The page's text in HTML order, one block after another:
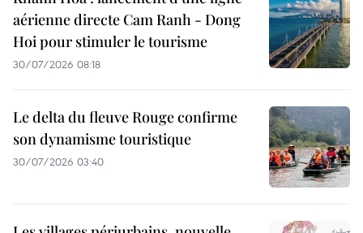
aérienne directe Cam Ranh - Dong
Hoi pour stimuler le tourisme
30/07/2026 08:18
Le delta du fleuve Rouge confirme
son dynamisme touristique
30/07/2026 03:40